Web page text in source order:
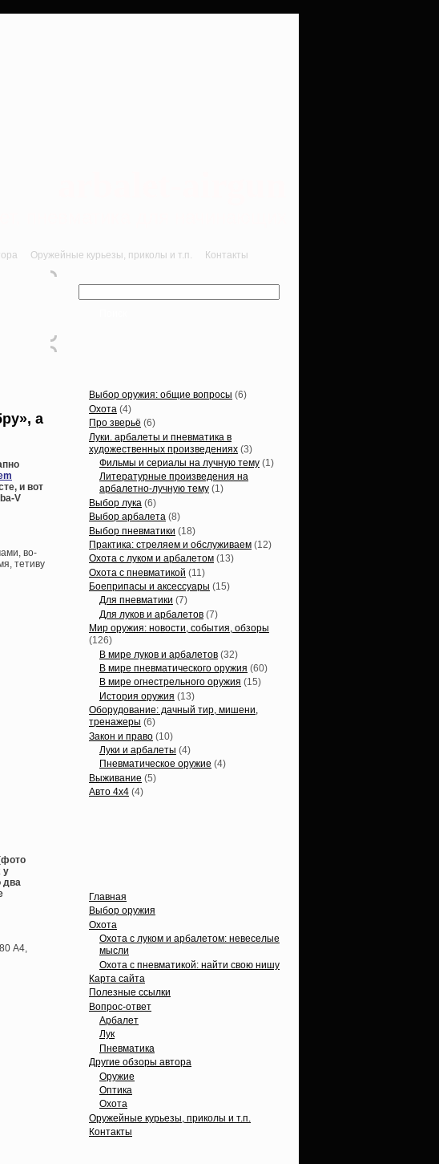
Оружейные курьезы, приколы и т.п. Контакты
а
и вот
V
во-
тетиву
у
два
А4,
Выбор оружия: общие вопросы (6)
Охота (4)
Про зверьё (6)
Луки. арбалеты и пневматика в
художественных произведениях (3)
Фильмы и сериалы на лучную тему (1)
Литературные произведения на
арбалетно-лучную тему (1)
Выбор лука (6)
Выбор арбалета (8)
Выбор пневматики (18)
Практика: стреляем и обслуживаем (12)
Охота с луком и арбалетом (13)
Охота с пневматикой (11)
Боеприпасы и аксессуары (15)
Для пневматики (7)
Для луков и арбалетов (7)
Мир оружия: новости, события, обзоры
(126)
В мире луков и арбалетов (32)
В мире пневматического оружия (60)
В мире огнестрельного оружия (15)
История оружия (13)
Оборудование: дачный тир, мишени,
тренажеры (6)
Закон и право (10)
Луки и арбалеты (4)
Пневматическое оружие (4)
Выживание (5)
Авто 4х4 (4)
Главная
Выбор оружия
Охота
Охота с луком и арбалетом: невеселые
мысли
Охота с пневматикой: найти свою нишу
Карта сайта
Полезные ссылки
Вопрос-ответ
Арбалет
Лук
Пневматика
Другие обзоры автора
Оружие
Оптика
Охота
Оружейные курьезы, приколы и т.п.
Контакты